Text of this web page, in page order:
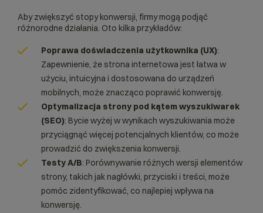
Aby zwiększyć stopy konwersji, firmy mogą podjąć
różnorodne działania. Oto kilka przykładów:
Poprawa doświadczenia użytkownika (UX):
Zapewnienie, że strona internetowa jest łatwa w
użyciu, intuicyjna i dostosowana do urządzeń
mobilnych, może znacząco poprawić konwersję.
Optymalizacja strony pod kątem wyszukiwarek
(SEO): Bycie wyżej w wynikach wyszukiwania może
przyciągnąć więcej potencjalnych klientów, co może
prowadzić do zwiększenia konwersji.
Testy A/B: Porównywanie różnych wersji elementów
strony, takich jak nagłówki, przyciski i treści, może
pomóc zidentyfikować, co najlepiej wpływa na
konwersję.